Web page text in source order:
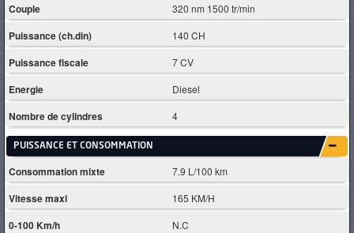
Couple 320 nm 1500 tr/min
Puissance (ch.din) 140 CH
Puissance fiscale 7 CV
Energie Diesel
Nombre de cylindres 4
PUISSANCE ET CONSOMMATION
Consommation mixte 7.9 L/100 km
Vitesse maxi 165 KM/H
0-100 Km/h N.C